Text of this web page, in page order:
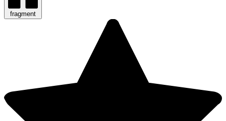
fragment